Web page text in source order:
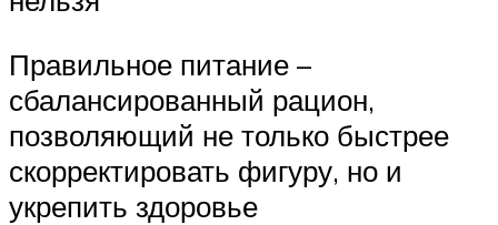
Правильное питание –
сбалансированный рацион,
позволяющий не только быстрее
скорректировать фигуру, но и
укрепить здоровье